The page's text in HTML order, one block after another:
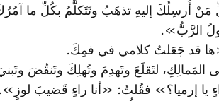
مَنْ أُرسِلُكَ إليهِ تذهَبُ وتَتَكلَّمُ بكُلِّ ما
الرَّبُّ».
قد جَعَلتُ كلامي في فمِكَ.
المَمالِكِ، لتَقلَعَ وتَهدِمَ وتُهلِكَ وتَنقُضَ
يا إرميا؟» فقُلتُ: «أنا راءٍ قَضيبَ لوزٍ».